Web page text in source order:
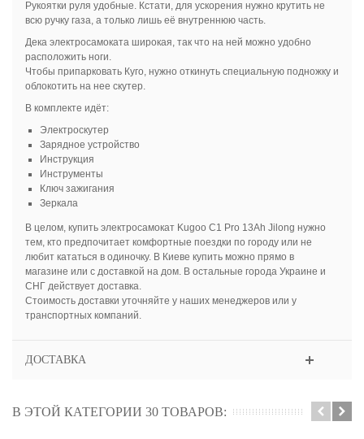
Рукоятки руля удобные. Кстати, для ускорения нужно крутить не
всю ручку газа, а только лишь её внутреннюю часть.
Дека электросамоката широкая, так что на ней можно удобно
расположить ноги.
Чтобы припарковать Куго, нужно откинуть специальную подножку и
облокотить на нее скутер.
В комплекте идёт:
Электроскутер
Зарядное устройство
Инструкция
Инструменты
Ключ зажигания
Зеркала
В целом, купить электросамокат Kugoo C1 Pro 13Ah Jilong нужно
тем, кто предпочитает комфортные поездки по городу или не
любит кататься в одиночку. В Киеве купить можно прямо в
магазине или с доставкой на дом. В остальные города Украине и
СНГ действует доставка.
Стоимость доставки уточняйте у наших менеджеров или у
транспортных компаний.
ДОСТАВКА
В ЭТОЙ КАТЕГОРИИ 30 ТОВАРОВ: